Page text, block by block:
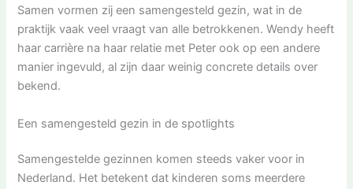
Samen vormen zij een samengesteld gezin, wat in de
praktijk vaak veel vraagt van alle betrokkenen. Wendy heeft
haar carrière na haar relatie met Peter ook op een andere
manier ingevuld, al zijn daar weinig concrete details over
bekend.
Een samengesteld gezin in de spotlights
Samengestelde gezinnen komen steeds vaker voor in
Nederland. Het betekent dat kinderen soms meerdere